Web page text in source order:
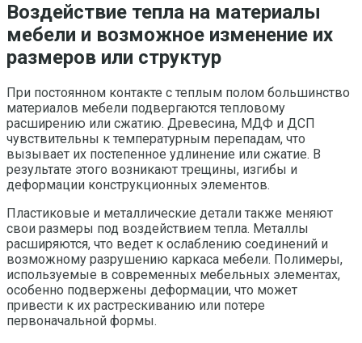
Воздействие тепла на материалы
мебели и возможное изменение их
размеров или структур
При постоянном контакте с теплым полом большинство
материалов мебели подвергаются тепловому
расширению или сжатию. Древесина, МДФ и ДСП
чувствительны к температурным перепадам, что
вызывает их постепенное удлинение или сжатие. В
результате этого возникают трещины, изгибы и
деформации конструкционных элементов.
Пластиковые и металлические детали также меняют
свои размеры под воздействием тепла. Металлы
расширяются, что ведет к ослаблению соединений и
возможному разрушению каркаса мебели. Полимеры,
используемые в современных мебельных элементах,
особенно подвержены деформации, что может
привести к их растрескиванию или потере
первоначальной формы.